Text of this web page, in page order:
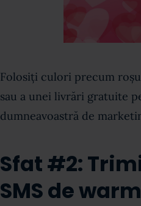
Folosiți culori precum
sau a unei livrări gratuite
dumneavoastră de
Sfat #2:
SMS de